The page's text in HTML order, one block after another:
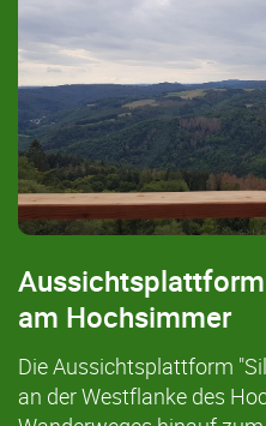
am Hochsimmer
Die Aussichtsplattform
an der Westflanke des